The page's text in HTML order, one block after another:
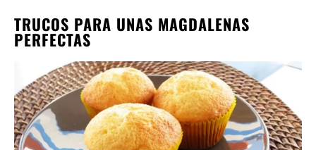
TRUCOS PARA UNAS MAGDALENAS
PERFECTAS